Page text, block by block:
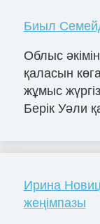
Биыл
Облыс
қаласын
жұмыс
Берік Уәли
Ирина
жеңімпазы